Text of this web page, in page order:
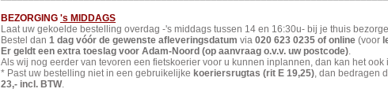
BEZORGING 's MIDDAGS
Laat uw gekoelde bestelling overdag -'s middags tussen 14 en 16:30u- bij je thuis
Bestel dan 1 dag vóór de gewenste afleveringsdatum via 020 623 0235 of online (voor
Er geldt een extra toeslag voor Adam-Noord (op aanvraag o.v.v. uw postcode).
Als wij nog eerder van tevoren een fietskoerier voor u kunnen inplannen, dan kan het
* Past uw bestelling niet in een gebruikelijke koeriersrugtas (rit E 19,25), dan bedragen
23,- incl. BTW.